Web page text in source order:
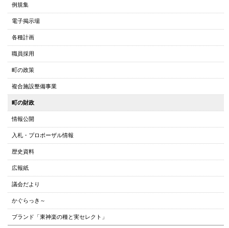
ッ
本
メ
ー
例規集
電子掲示場
各種計画
職員採用
町の政策
複合施設整備事業
町の財政
情報公開
入札・プロポーザル情報
歴史資料
広報紙
議会だより
かぐらっき～
ブランド「東神楽の種と実セレクト」